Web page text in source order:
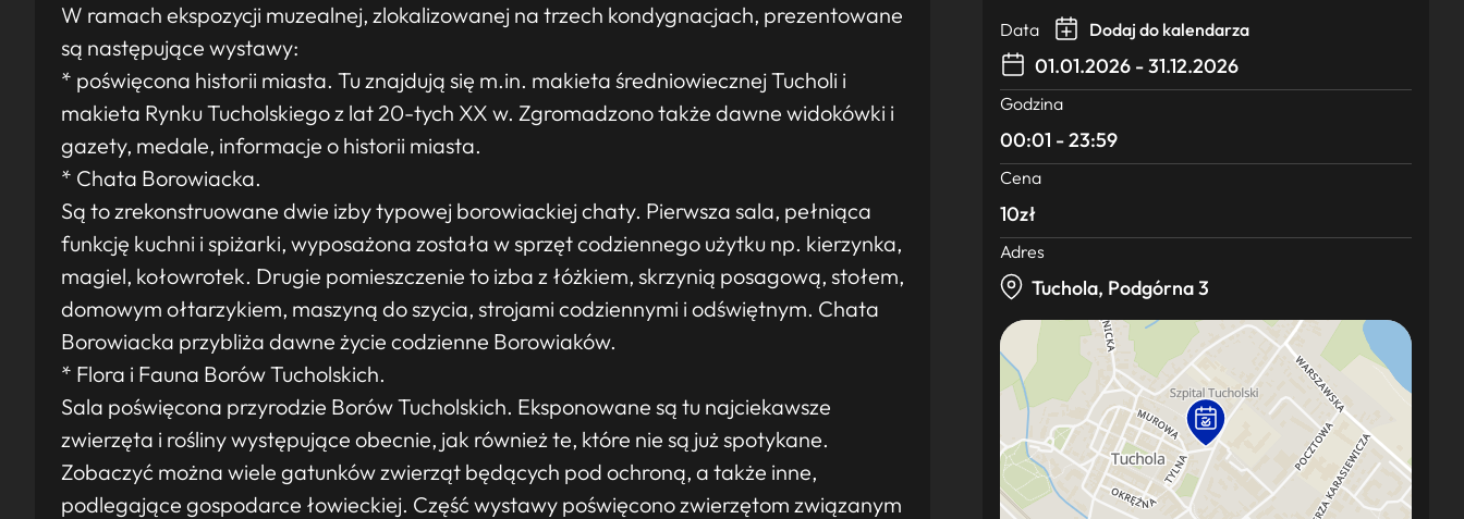
W ramach ekspozycji muzealnej, zlokalizowanej na trzech kondygnacjach, prezentowane
są następujące wystawy:
* poświęcona historii miasta. Tu znajdują się m.in. makieta średniowiecznej Tucholi i
makieta Rynku Tucholskiego z lat 20-tych XX w. Zgromadzono także dawne widokówki i
gazety, medale, informacje o historii miasta.
* Chata Borowiacka.
Są to zrekonstruowane dwie izby typowej borowiackiej chaty. Pierwsza sala, pełniąca
funkcję kuchni i spiżarki, wyposażona została w sprzęt codziennego użytku np. kierzynka,
magiel, kołowrotek. Drugie pomieszczenie to izba z łóżkiem, skrzynią posagową, stołem,
domowym ołtarzykiem, maszyną do szycia, strojami codziennymi i odświętnym. Chata
Borowiacka przybliża dawne życie codzienne Borowiaków.
* Flora i Fauna Borów Tucholskich.
Sala poświęcona przyrodzie Borów Tucholskich. Eksponowane są tu najciekawsze
zwierzęta i rośliny występujące obecnie, jak również te, które nie są już spotykane.
Zobaczyć można wiele gatunków zwierząt będących pod ochroną, a także inne,
podlegające gospodarce łowieckiej. Część wystawy poświęcono zwierzętom związanym
Data Dodaj do kalendarza
01.01.2026 - 31.12.2026
Godzina
00:01 - 23:59
Cena
10zł
Adres
Tuchola, Podgórna 3